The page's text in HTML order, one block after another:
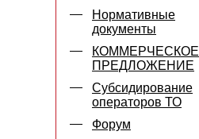
Нормативные
документы
КОММЕРЧЕСКОЕ
ПРЕДЛОЖЕНИЕ
Субсидирование
операторов ТО
Форум